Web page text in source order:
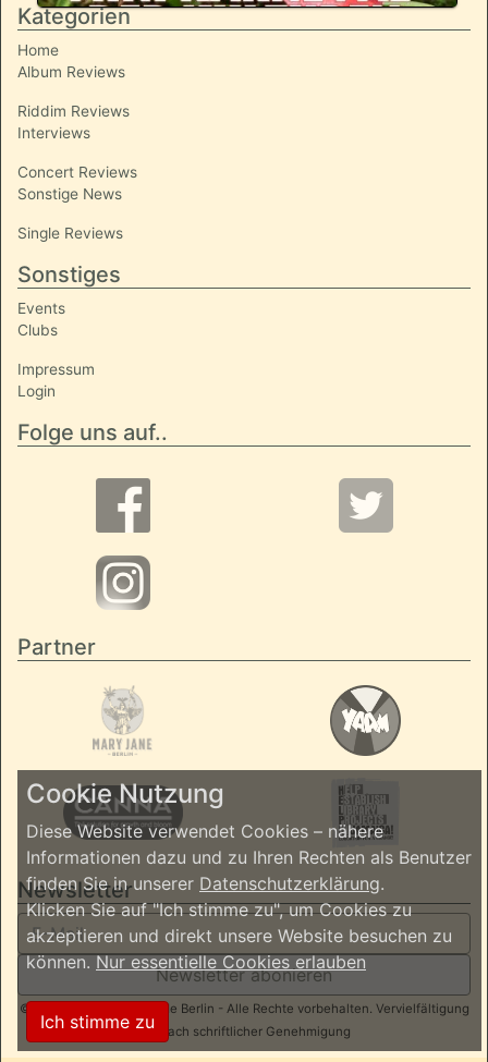
Kategorien
Home
Album Reviews
Riddim Reviews
Interviews
Concert Reviews
Sonstige News
Single Reviews
Sonstiges
Events
Clubs
Impressum
Login
Folge uns auf..
Partner
Newsletter
Newsletter abonieren
© 2026 ReggaeInBerlin.de Berlin - Alle Rechte vorbehalten. Vervielfältigung
nur nach schriftlicher Genehmigung
Cookie Nutzung
Diese Website verwendet Cookies – nähere
Informationen dazu und zu Ihren Rechten als Benutzer
finden Sie in unserer Datenschutzerklärung.
Klicken Sie auf "Ich stimme zu", um Cookies zu
akzeptieren und direkt unsere Website besuchen zu
können.Nur essentielle Cookies erlauben
Ich stimme zu